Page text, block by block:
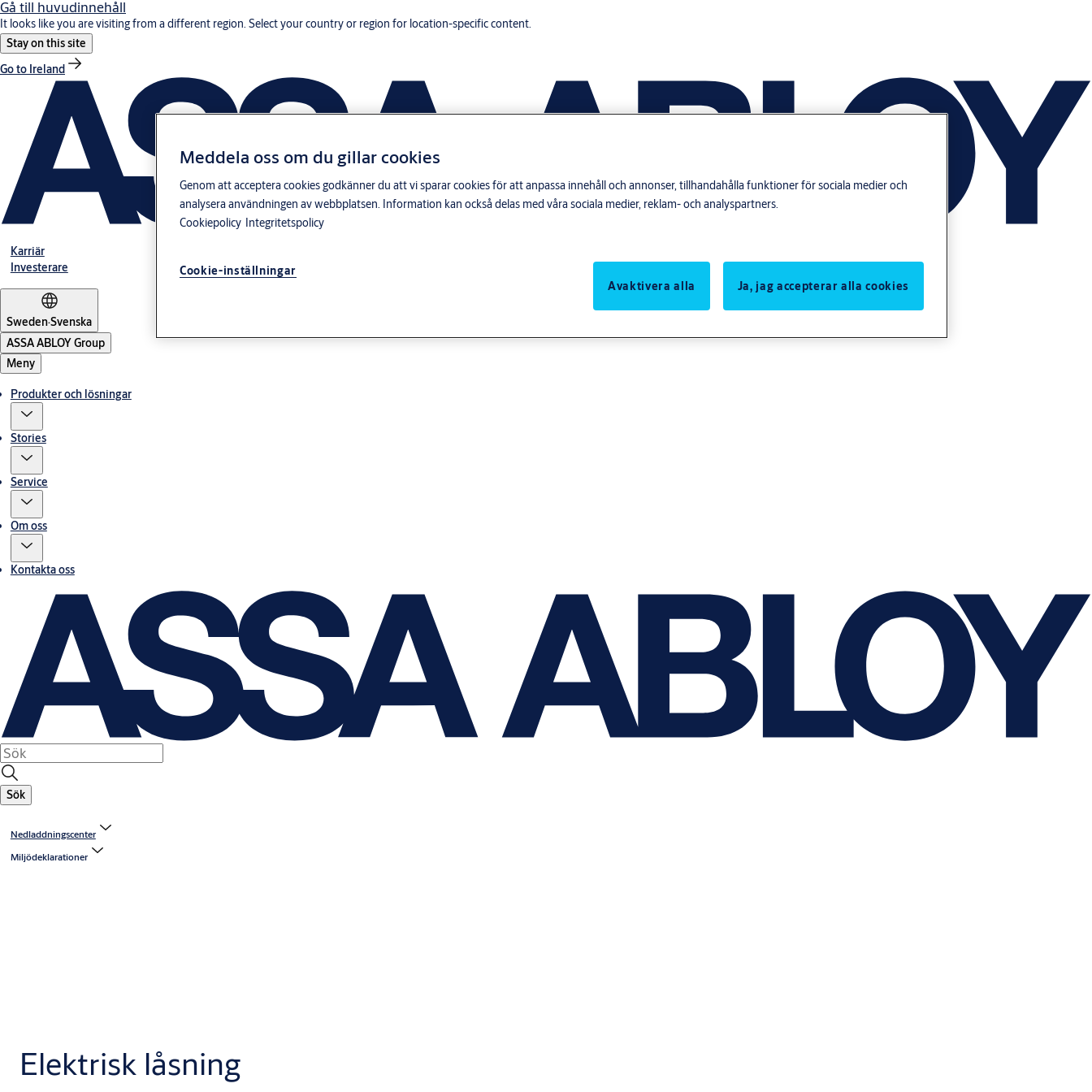
Gå till huvudinnehåll
It looks like you are visiting from a different region. Select your country or region for location-specific content.
Stay on this site
Go to Ireland
Karriär
Investerare
Sweden·Svenska
ASSA ABLOY Group
Meny
Produkter och lösningar
Stories
Service
Om oss
Kontakta oss
Sök
Nedladdningscenter
Miljödeklarationer
Elektrisk låsning
Meddela oss om du gillar cookies
Genom att acceptera cookies godkänner du att vi sparar cookies för att anpassa innehåll och annonser, tillhandahålla funktioner för sociala medier och
analysera användningen av webbplatsen. Information kan också delas med våra sociala medier, reklam- och analyspartners.
Cookiepolicy Integritetspolicy
Cookie-inställningar
Avaktivera alla
Ja, jag accepterar alla cookies